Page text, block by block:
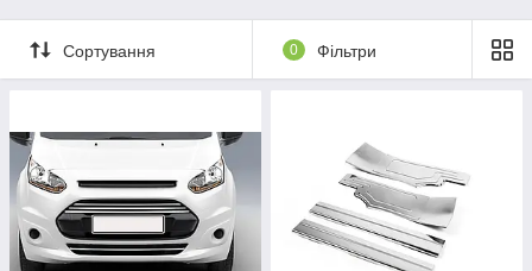
Сортування 0 Фільтри